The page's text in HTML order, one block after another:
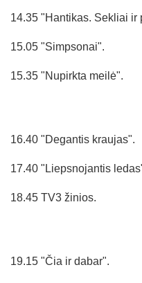
14.35 "Hantikas. Sekliai ir
15.05 "Simpsonai".
15.35 "Nupirkta meilė".
16.40 "Degantis kraujas".
17.40 "Liepsnojantis
18.45 TV3 žinios.
19.15 "Čia ir dabar".